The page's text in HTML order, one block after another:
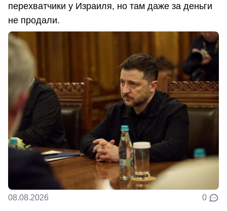
перехватчики у Израиля, но там даже за деньги
не продали.
08.08.2026 0